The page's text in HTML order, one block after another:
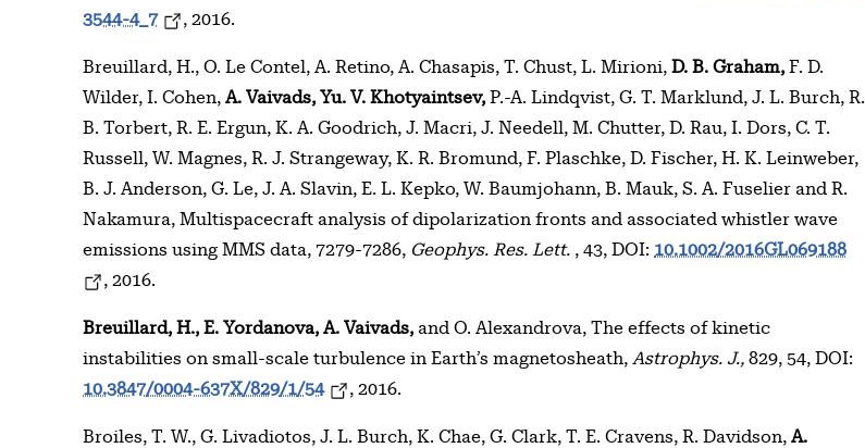
3544-4_7
, 2016.
Breuillard, H., O. Le Contel, A. Retino, A. Chasapis, T. Chust, L. Mirioni, D. B. Graham, F. D.
Wilder, I. Cohen, A. Vaivads, Yu. V. Khotyaintsev, P.-A. Lindqvist, G. T. Marklund, J. L. Burch, R.
B. Torbert, R. E. Ergun, K. A. Goodrich, J. Macri, J. Needell, M. Chutter, D. Rau, I. Dors, C. T.
Russell, W. Magnes, R. J. Strangeway, K. R. Bromund, F. Plaschke, D. Fischer, H. K. Leinweber,
B. J. Anderson, G. Le, J. A. Slavin, E. L. Kepko, W. Baumjohann, B. Mauk, S. A. Fuselier and R.
Nakamura, Multispacecraft analysis of dipolarization fronts and associated whistler wave
emissions using MMS data, 7279-7286, Geophys. Res. Lett. , 43, DOI: 10.1002/2016GL069188
, 2016.
Breuillard, H., E. Yordanova, A. Vaivads, and O. Alexandrova, The effects of kinetic
instabilities on small-scale turbulence in Earth’s magnetosheath, Astrophys. J., 829, 54, DOI:
10.3847/0004-637X/829/1/54
, 2016.
Broiles, T. W., G. Livadiotos, J. L. Burch, K. Chae, G. Clark, T. E. Cravens, R. Davidson, A.